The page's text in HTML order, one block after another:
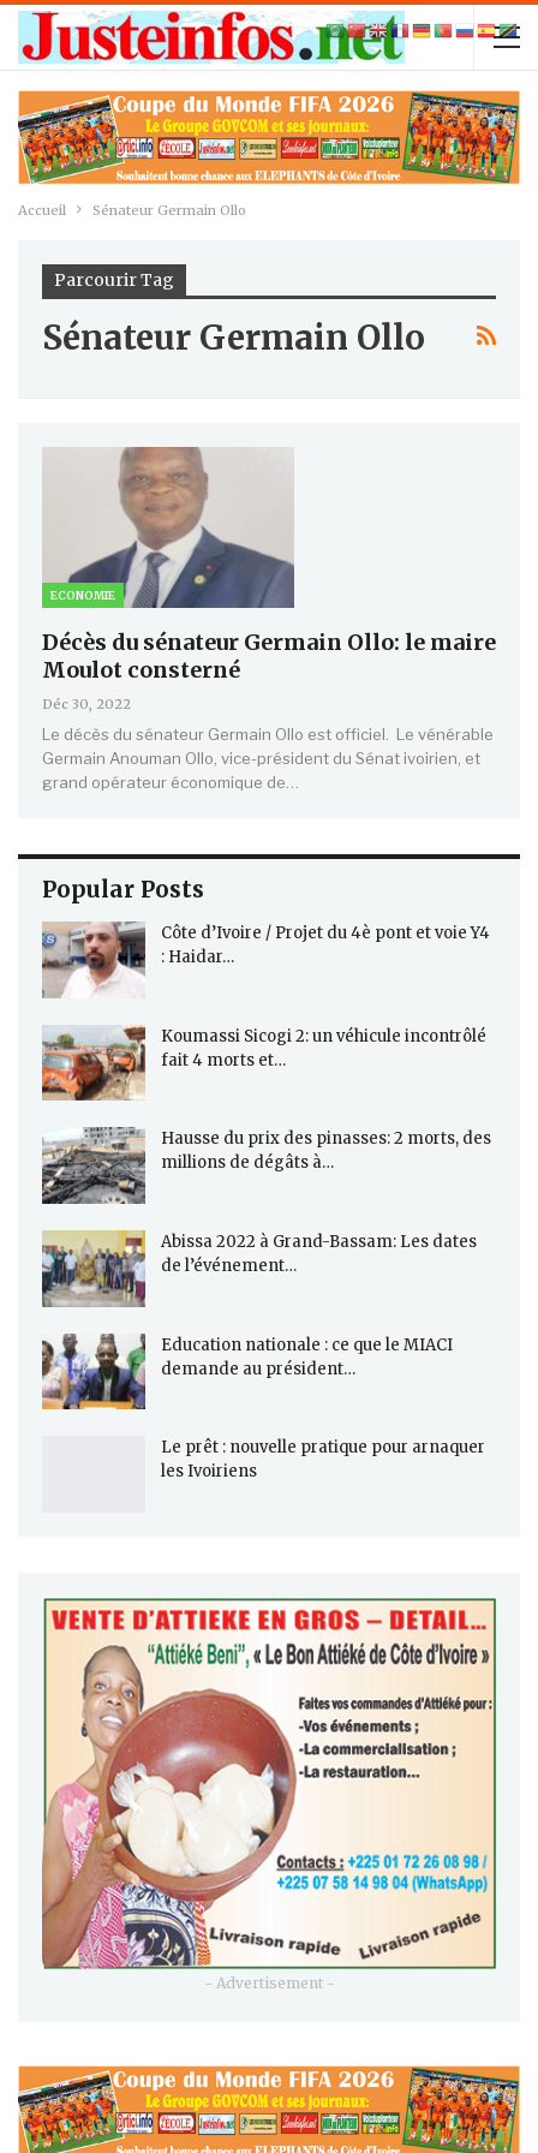
Accueil Sénateur Germain Ollo
Parcourir Tag
Sénateur Germain Ollo
ECONOMIE
Décès du sénateur Germain Ollo: le maire
Moulot consterné
Déc 30, 2022
Le décès du sénateur Germain Ollo est officiel. Le vénérable
Germain Anouman Ollo, vice-président du Sénat ivoirien, et
grand opérateur économique de…
Popular Posts
Côte d’Ivoire / Projet du 4è pont et voie Y4
: Haidar…
Koumassi Sicogi 2: un véhicule incontrôlé
fait 4 morts et…
Hausse du prix des pinasses: 2 morts, des
millions de dégâts à…
Abissa 2022 à Grand-Bassam: Les dates
de l’événement…
Education nationale : ce que le MIACI
demande au président…
Le prêt : nouvelle pratique pour arnaquer
les Ivoiriens
- Advertisement -